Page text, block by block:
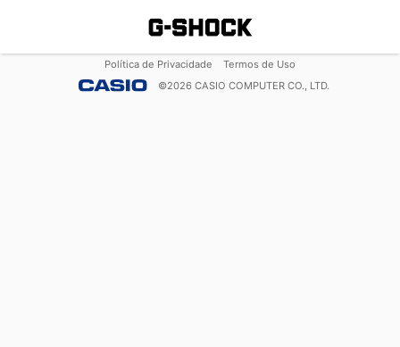
Política de Privacidade
Termos de Uso
©2026 CASIO COMPUTER CO., LTD.